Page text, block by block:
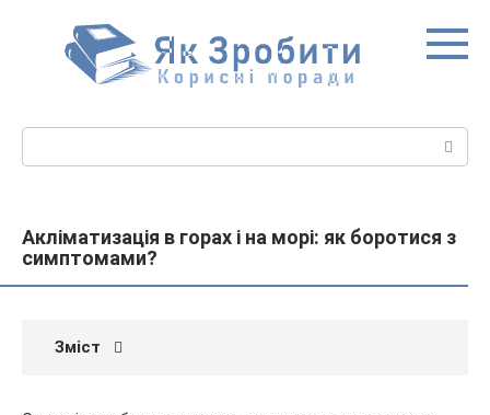
Акліматизація в горах і на морі: як боротися з
симптомами?
Зміст